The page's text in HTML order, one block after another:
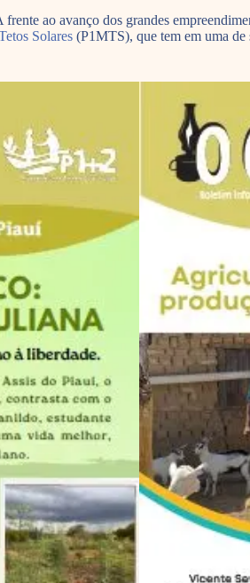
ao avanço dos grandes
Solares (P1MTS), que tem em uma de